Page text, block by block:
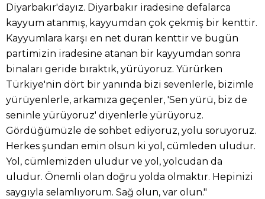
Diyarbakır'dayız. Diyarbakır iradesine defalarca
kayyum atanmış, kayyumdan çok çekmiş bir kenttir.
Kayyumlara karşı en net duran kenttir ve bugün
partimizin iradesine atanan bir kayyumdan sonra
binaları geride bıraktık, yürüyoruz. Yürürken
Türkiye'nin dört bir yanında bizi sevenlerle, bizimle
yürüyenlerle, arkamıza geçenler, 'Sen yürü, biz de
seninle yürüyoruz' diyenlerle yürüyoruz.
Gördüğümüzle de sohbet ediyoruz, yolu soruyoruz.
Herkes şundan emin olsun ki yol, cümleden uludur.
Yol, cümlemizden uludur ve yol, yolcudan da
uludur. Önemli olan doğru yolda olmaktır. Hepinizi
saygıyla selamlıyorum. Sağ olun, var olun."